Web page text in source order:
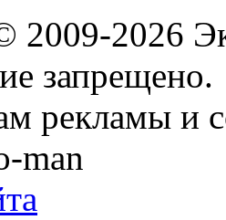
2009-2026
запрещено.
рекламы и
man